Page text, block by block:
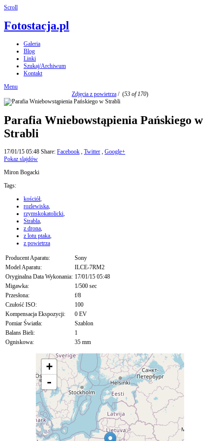
Scroll
Fotostacja.pl
Galeria
Blog
Linki
Szukaj/Archiwum
Kontakt
Menu
Zdjęcia z powietrza / (53 of 170)
Parafia Wniebowstąpienia Pańskiego w
Strabli
17/01/15 05:48 Share: Facebook , Twitter , Google+
Pokaz slajdów
Miron Bogacki
Tags:
kościół,
rozlewiska,
rzymskokatolicki,
Strabla,
z drona,
z lotu ptaka,
z powietrza
Producent Aparatu:
Sony
Model Aparatu:
ILCE-7RM2
Oryginalna Data Wykonania: 17/01/15 05:48
Migawka:
1/500 sec
Przesłona:
f/8
Czułość ISO:
100
Kompensacja Ekspozycji:
0 EV
Pomiar Światła:
Szablon
Balans Bieli:
1
Ogniskowa:
35 mm
+
-